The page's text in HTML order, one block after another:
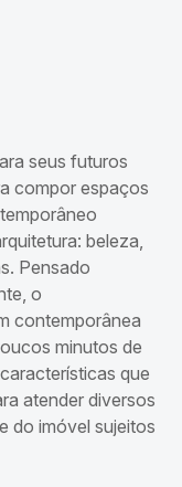
seus futuros
compor espaços
beleza,
Pensado
o
contemporânea
minutos de
que
atender diversos
do imóvel sujeitos